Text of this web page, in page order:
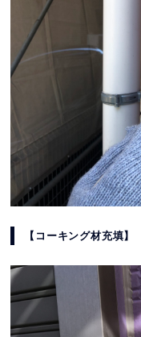
【コーキング材充填】